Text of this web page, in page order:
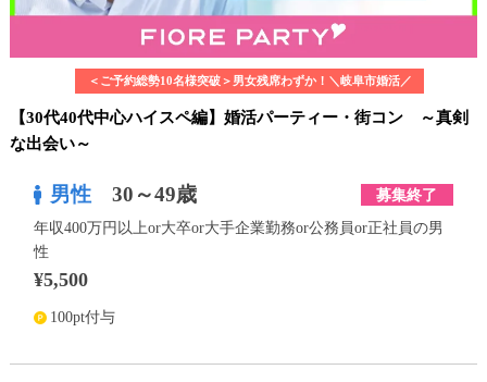
＜ご予約総勢10名様突破＞男女残席わずか！＼岐阜市婚活／
【30代40代中心ハイスペ編】婚活パーティー・街コン ～真剣
な出会い～
男性 30～49歳 募集終了
年収400万円以上or大卒or大手企業勤務or公務員or正社員の男
性
¥5,500
100pt付与